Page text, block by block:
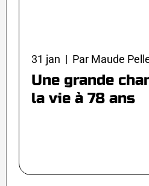
31 jan | Par Maude
Une grande
la vie à 78 ans